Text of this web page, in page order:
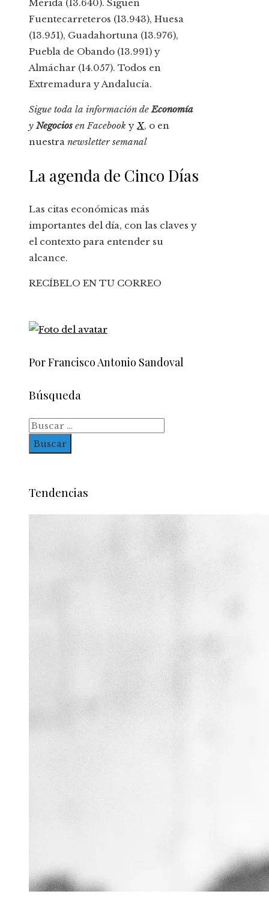
Mérida (13.640). Siguen
Fuentecarreteros (13.943), Huesa
(13.951), Guadahortuna (13.976),
Puebla de Obando (13.991) y
Almáchar (14.057). Todos en
Extremadura y Andalucía.
Sigue toda la información deEconomía
y Negocios enFacebook yX, o en
nuestra newsletter semanal
La agenda de Cinco Días
Las citas económicas más
importantes del día, con las claves y
el contexto para entender su
alcance.
RECÍBELO EN TU CORREO
Por Francisco Antonio Sandoval
Búsqueda
Buscar:
Tendencias